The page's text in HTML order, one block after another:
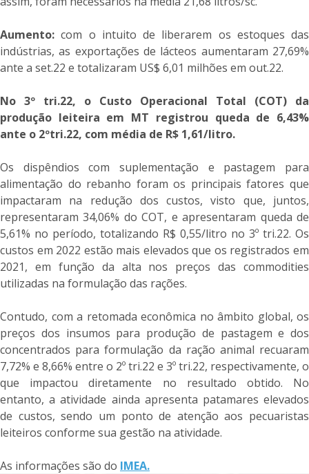
Aumento: com o intuito de liberarem os estoques das
indústrias, as exportações de lácteos aumentaram 27,69%
ante a set.22 e totalizaram US$ 6,01 milhões em out.22.
No 3º tri.22, o Custo Operacional Total (COT) da
produção leiteira em MT registrou queda de 6,43%
ante o 2ºtri.22, com média de R$ 1,61/litro.
Os dispêndios com suplementação e pastagem para
alimentação do rebanho foram os principais fatores que
impactaram na redução dos custos, visto que, juntos,
representaram 34,06% do COT, e apresentaram queda de
5,61% no período, totalizando R$ 0,55/litro no 3º tri.22. Os
custos em 2022 estão mais elevados que os registrados em
2021, em função da alta nos preços das commodities
utilizadas na formulação das rações.
Contudo, com a retomada econômica no âmbito global, os
preços dos insumos para produção de pastagem e dos
concentrados para formulação da ração animal recuaram
7,72% e 8,66% entre o 2º tri.22 e 3º tri.22, respectivamente, o
que impactou diretamente no resultado obtido. No
entanto, a atividade ainda apresenta patamares elevados
de custos, sendo um ponto de atenção aos pecuaristas
leiteiros conforme sua gestão na atividade.
As informações são do IMEA.